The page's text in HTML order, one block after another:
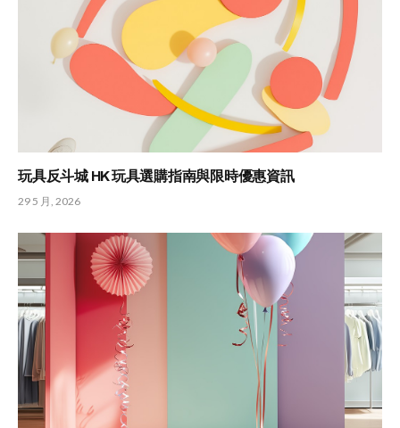
玩具反斗城 HK 玩具選購指南與限時優惠資訊
29 5 月, 2026